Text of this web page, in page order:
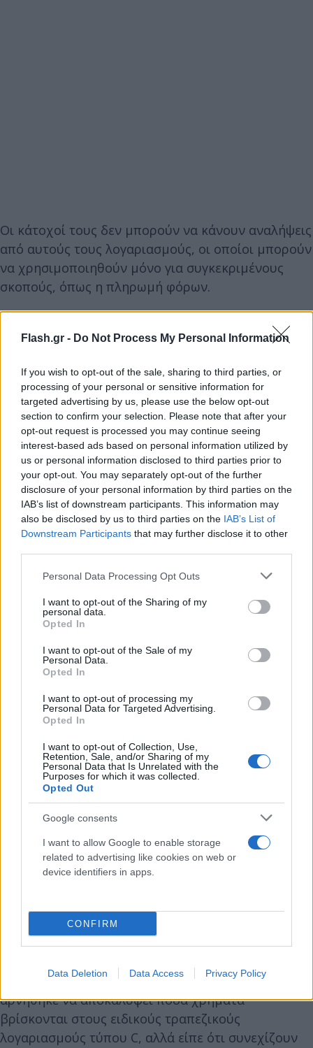
Flash.gr - Do Not Process My Personal Information
If you wish to opt-out of the sale, sharing to third parties, or
processing of your personal or sensitive information for
targeted advertising by us, please use the below opt-out
section to confirm your selection. Please note that after your
opt-out request is processed you may continue seeing
interest-based ads based on personal information utilized by
us or personal information disclosed to third parties prior to
your opt-out. You may separately opt-out of the further
disclosure of your personal information by third parties on the
IAB’s list of downstream participants. This information may
also be disclosed by us to third parties on the IAB’s List of
Downstream Participants that may further disclose it to other
Please note that this website/app uses one or more Google
not limited to your visit or usage behaviour. You may click to
grant or deny consent to Google and its third-party tags to
use your data for below specified purposes in below Google
consent section.
Personal Data Processing Opt Outs
I want to opt-out of the Sharing of my
personal data.
Opted In
I want to opt-out of the Sale of my
Personal Data.
Opted In
I want to opt-out of processing my
Personal Data for Targeted Advertising.
Opted In
I want to opt-out of Collection, Use,
Retention, Sale, and/or Sharing of my
Personal Data that Is Unrelated with the
Purposes for which it was collected.
Opted Out
Google consents
I want to allow Google to enable storage
related to advertising like cookies on web or
device identifiers in apps.
CONFIRM
Data Deletion Data Access Privacy Policy
Οι κάτοχοί τους δεν μπορούν να κάνουν αναλήψεις
από αυτούς τους λογαριασμούς, οι οποίοι μπορούν
να χρησιμοποιηθούν μόνο για συγκεκριμένους
σκοπούς, όπως η πληρωμή φόρων.
ανήκουν σε μερικούς από τους μεγαλύτερους
επενδυτικούς οίκους, όπως η JPMorgan Asset
Management και η Schroders Plc, αλλά οι
περισσότεροι εκτιμούν πως δεν πρόκειται να
πάρουν πίσω τα χρήματά τους. Τουλάχιστον, όχι
όσο ο Βλαντίμιρ Πούτιν παραμένει στην προεδρία
της Ρωσίας.
Κατά τη διάρκεια συνέντευξης Τύπου, που
Κεντρικής Τράπεζας, Ελβίρα Ναμπιούλινα,
αρνήθηκε να αποκαλύψει πόσα χρήματα
βρίσκονται στους ειδικούς τραπεζικούς
λογαριασμούς τύπου C, αλλά είπε ότι συνεχίζουν